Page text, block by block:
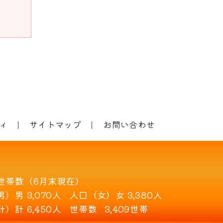
サイトマップ お問い合わせ
帯数（6月末現在）
男 3,070人 人口（女） 女 3,380人
計 6,450人 世帯数 3,409世帯